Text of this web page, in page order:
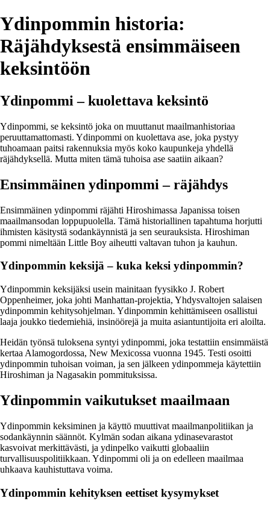
Ydinpommin historia:
Räjähdyksestä ensimmäiseen
keksintöön
Ydinpommi – kuolettava keksintö
Ydinpommi, se keksintö joka on muuttanut maailmanhistoriaa
peruuttamattomasti. Ydinpommi on kuolettava ase, joka pystyy
tuhoamaan paitsi rakennuksia myös koko kaupunkeja yhdellä
räjähdyksellä. Mutta miten tämä tuhoisa ase saatiin aikaan?
Ensimmäinen ydinpommi – räjähdys
Ensimmäinen ydinpommi räjähti Hiroshimassa Japanissa toisen
maailmansodan loppupuolella. Tämä historiallinen tapahtuma horjutti
ihmisten käsitystä sodankäynnistä ja sen seurauksista. Hiroshiman
pommi nimeltään Little Boy aiheutti valtavan tuhon ja kauhun.
Ydinpommin keksijä – kuka keksi ydinpommin?
Ydinpommin keksijäksi usein mainitaan fyysikko J. Robert
Oppenheimer, joka johti Manhattan-projektia, Yhdysvaltojen salaisen
ydinpommin kehitysohjelman. Ydinpommin kehittämiseen osallistui
laaja joukko tiedemiehiä, insinöörejä ja muita asiantuntijoita eri aloilta.
Heidän työnsä tuloksena syntyi ydinpommi, joka testattiin ensimmäistä
kertaa Alamogordossa, New Mexicossa vuonna 1945. Testi osoitti
ydinpommin tuhoisan voiman, ja sen jälkeen ydinpommeja käytettiin
Hiroshiman ja Nagasakin pommituksissa.
Ydinpommin vaikutukset maailmaan
Ydinpommin keksiminen ja käyttö muuttivat maailmanpolitiikan ja
sodankäynnin säännöt. Kylmän sodan aikana ydinasevarastot
kasvoivat merkittävästi, ja ydinpelko vaikutti globaaliin
turvallisuuspolitiikkaan. Ydinpommi oli ja on edelleen maailmaa
uhkaava kauhistuttava voima.
Ydinpommin kehityksen eettiset kysymykset